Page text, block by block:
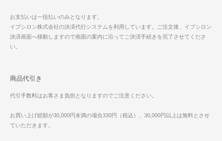
お支払いは一括払いのみとなります。
イプシロン株式会社の決済代行システムを利用しています。ご注文後、イプシロン
決済画面へ移動しますので画面の案内に沿ってご決済手続きを完了させてくださ
い。
商品代引き
代引手数料はお客さま負担となりますのでご注意ください。
お買い上げ総額が30,000円未満の場合330円（税込）、30,000円以上は無料とさせ
ていただきます。